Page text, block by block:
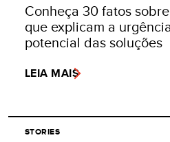
Conheça 30 fatos
que explicam a
potencial das soluções
LEIA MAIS
STORIES